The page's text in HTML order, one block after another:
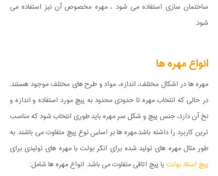
ساختمان سازی استفاده می شود ، مهره مخصوص آن نیز استفاده می
شود.
انواع مهره ها
مهره ها در اشکال مختلف، اندازه، مواد و طرح های مختلف موجود هستند.
در حالی که انتخاب مهره تا حدودی محدود به پیچ مورد استفاده و اندازه و
نخ آن دارد، جنس پیچ و شکل سر مهره باید طوری انتخاب شود که مناسب
ترین کاربرد را داشته باشد.مهره ها بر اساس نوع پیچ متفاوت می باشند. به
طور مثال مهره های تولید شده برای انکر بولت با مهره های تولیدی برای
پیچ استاد بولتیا پیچ اتاقی متفاوت می باشد. انواع مهره ها شامل: